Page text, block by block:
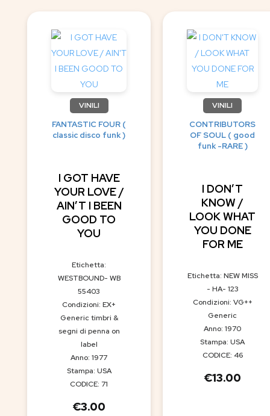
VINILI
FANTASTIC FOUR (
classic disco funk )
I GOT HAVE
YOUR LOVE /
AIN’T I BEEN
GOOD TO
YOU
Etichetta:
WESTBOUND- WB
55403
Condizioni: EX+
Generic timbri &
segni di penna on
label
Anno: 1977
Stampa: USA
CODICE: 71
€3.00
VINILI
CONTRIBUTORS
OF SOUL ( good
funk -RARE )
I DON’T
KNOW /
LOOK WHAT
YOU DONE
FOR ME
Etichetta: NEW MISS
- HA- 123
Condizioni: VG++
Generic
Anno: 1970
Stampa: USA
CODICE: 46
€13.00